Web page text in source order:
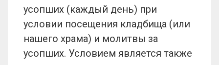
усопших (каждый день) при
условии посещения кладбища (или
нашего храма) и молитвы за
усопших. Условием является также